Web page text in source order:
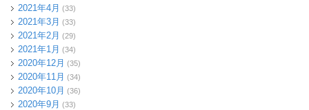
2021年4月 (33)
2021年3月 (33)
2021年2月 (29)
2021年1月 (34)
2020年12月 (35)
2020年11月 (34)
2020年10月 (36)
2020年9月 (33)